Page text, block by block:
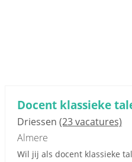
Docent klassieke
Driessen (23 vacatures)
Almere
Wil jij als docent klassieke